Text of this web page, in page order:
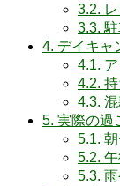
3.2.
3.3.
4. デイキャ
4.1.
4.2.
4.3.
5. 実際の過
5.1.
5.2.
5.3.